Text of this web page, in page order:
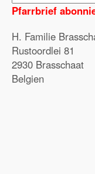
Pfarrbrief
H. Familie
Rustoordlei 81
2930 Brasschaat
Belgien